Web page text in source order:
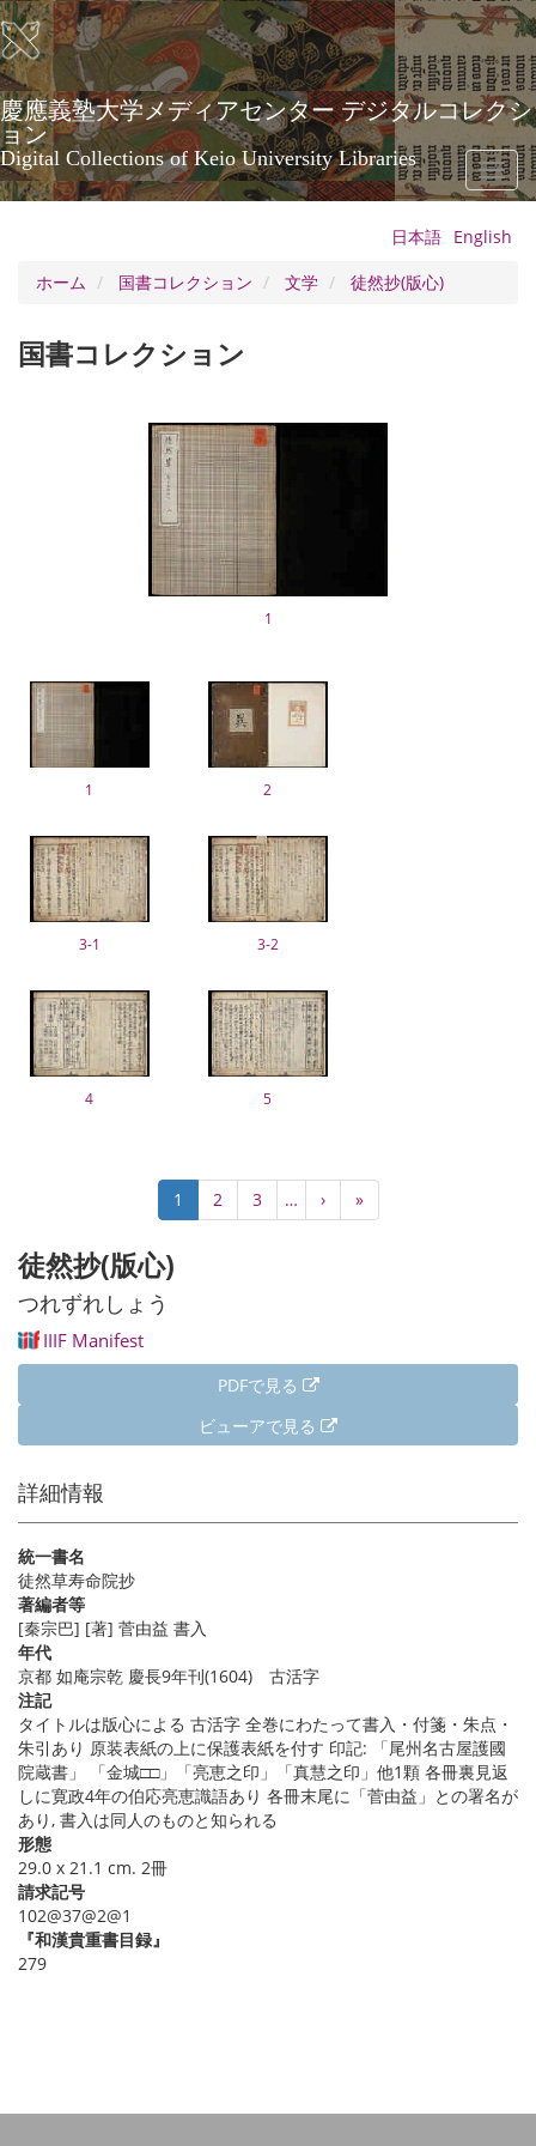
メ
イ
ン
コ
ン
テ
ン
ツ
に
慶應義塾大学メディアセンター デジタルコレクシ
ョン
Digital Collections of Keio University Libraries
Toggle
日本語 English
ホーム
国書コレクション 文学 徒然抄(版心)
国書コレクション
1
1 2
3-1 3-2
4 5
送
カ
レ
ト
1 Page
2 Page
3 …
次
ペ
›
最
終
»
徒然抄(版心)
つれずれしょう
IIIF Manifest
PDFで見る
ビューアで見る
詳細情報
統一書名
徒然草寿命院抄
著編者等
[秦宗巴] [著] 菅由益 書入
年代
京都 如庵宗乾 慶長9年刊(1604) 古活字
注記
タイトルは版心による 古活字 全巻にわたって書入・付箋・朱点・
朱引あり 原装表紙の上に保護表紙を付す 印記: 「尾州名古屋護國
院蔵書」 「金城□□」「亮恵之印」「真慧之印」他1顆 各冊裏見返
しに寛政4年の伯応亮恵識語あり 各冊末尾に「菅由益」との署名が
あり, 書入は同人のものと知られる
形態
29.0 x 21.1 cm. 2冊
請求記号
102@37@2@1
『和漢貴重書目録』
279